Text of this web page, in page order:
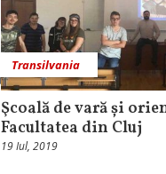
Transilvania
Şcoală de vară și
Facultatea din Cluj
19 Iul, 2019